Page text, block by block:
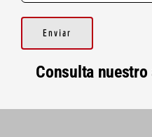
Consulta